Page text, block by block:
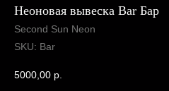
Неоновая вывеска Bar Бар
Second Sun Neon
SKU: Bar
5000,00 р.